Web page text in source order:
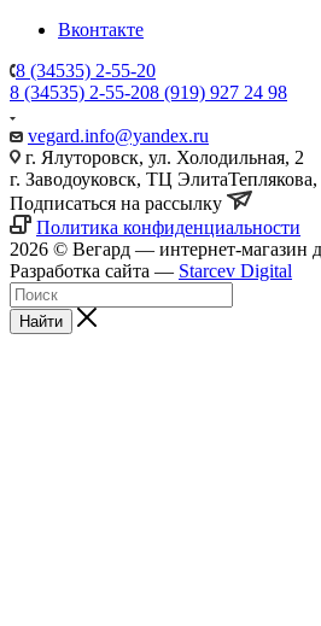
Вконтакте
8 (34535) 2-55-20
8 (34535) 2-55-208 (919) 927 24 98
vegard.info@yandex.ru
г. Ялуторовск, ул. Холодильная, 2
г. Заводоуковск, ​ТЦ Элита​Теплякова,
Подписаться на рассылку
Политика конфиденциальности
2026 © Вегард — интернет-магазин
Разработка сайта — Starcev Digital
Найти